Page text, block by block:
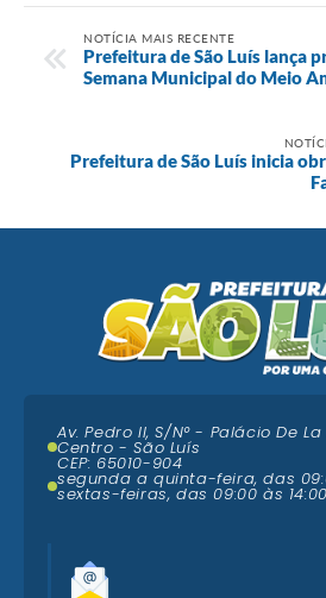
NOTÍCIA MAIS RECENTE
Prefeitura de São Luís lança
Semana Municipal do Meio
Prefeitura de São Luís inicia
Av. Pedro II, S/N° - Palácio De
Centro - São Luís
CEP: 65010-904
segunda a quinta-feira, das
sextas-feiras, das 09:00 às